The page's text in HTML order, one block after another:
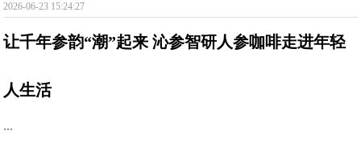
2026-06-23 15:24:27
让千年参韵“潮”起来 沁参智研人参咖啡走进年轻
人生活
...